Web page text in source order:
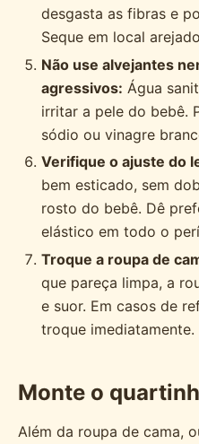
desgasta as fibras e
Seque em local
Não use alvejantes
agressivos: Água
irritar a pele do bebê.
sódio ou vinagre
Verifique o ajuste do
bem esticado, sem
rosto do bebê. Dê
elástico em todo o
Troque a roupa de
que pareça limpa, a
e suor. Em casos de
troque imediatamente.
Monte o
Além da roupa de cama,